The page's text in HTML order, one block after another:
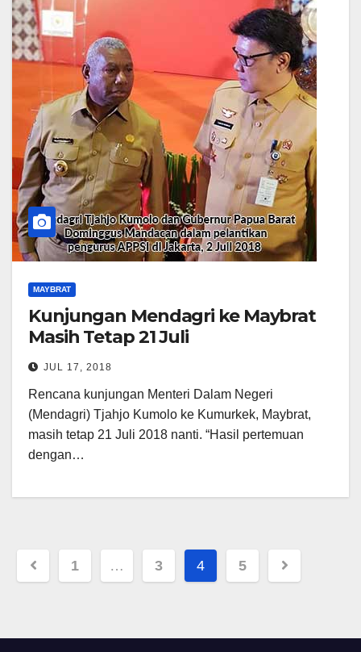
MAYBRAT
Kunjungan Mendagri ke Maybrat
Masih Tetap 21 Juli
JUL 17, 2018
Rencana kunjungan Menteri Dalam Negeri
(Mendagri) Tjahjo Kumolo ke Kumurkek, Maybrat,
masih tetap 21 Juli 2018 nanti. “Hasil pertemuan
dengan…
Posts
1 … 3 4 5